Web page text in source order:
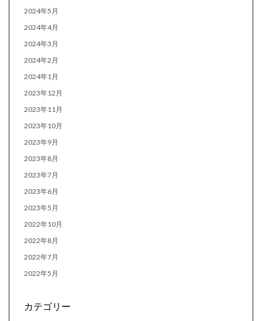
2024年5月
2024年4月
2024年3月
2024年2月
2024年1月
2023年12月
2023年11月
2023年10月
2023年9月
2023年8月
2023年7月
2023年6月
2023年5月
2022年10月
2022年8月
2022年7月
2022年5月
カテゴリー